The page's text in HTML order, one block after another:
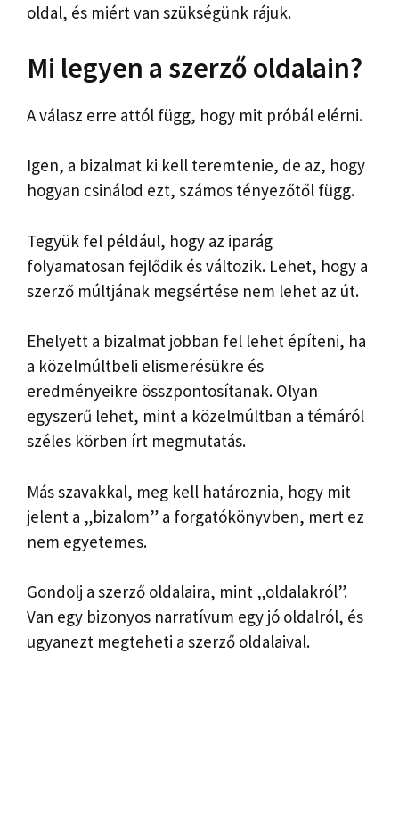
oldal, és miért van szükségünk rájuk.
Mi legyen a szerző oldalain?
A válasz erre attól függ, hogy mit próbál elérni.
Igen, a bizalmat ki kell teremtenie, de az, hogy
hogyan csinálod ezt, számos tényezőtől függ.
Tegyük fel például, hogy az iparág
folyamatosan fejlődik és változik. Lehet, hogy a
szerző múltjának megsértése nem lehet az út.
Ehelyett a bizalmat jobban fel lehet építeni, ha
a közelmúltbeli elismerésükre és
eredményeikre összpontosítanak. Olyan
egyszerű lehet, mint a közelmúltban a témáról
széles körben írt megmutatás.
Más szavakkal, meg kell határoznia, hogy mit
jelent a „bizalom” a forgatókönyvben, mert ez
nem egyetemes.
Gondolj a szerző oldalaira, mint „oldalakról”.
Van egy bizonyos narratívum egy jó oldalról, és
ugyanezt megteheti a szerző oldalaival.